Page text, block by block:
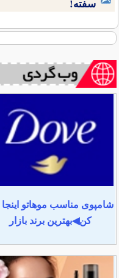
سفته!
شامپوی مناسب موهاتو اینجا
کن◀بهترین برند بازار